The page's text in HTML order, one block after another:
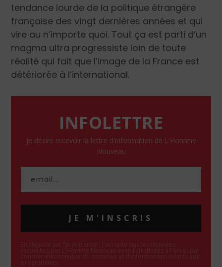
tendance lourde de la politique étrangère
française des vingt dernières années et qui
vire au n’importe quoi. Tout ça est parti d’un
magma ultra progressiste loin de toute
réalité qui fait que l’image de la France est
détériorée à l’international.
INFOLETTRE
Je désire recevoir la lettre d'information de L'Homme
Nouveau
JE M'INSCRIS
En cliquant sur "Je m'inscris", j'accepte que les données
recueillies par L'Homme Nouveau soient destinées à l'envoi par
courrier électronique de contenus et d'informations relatifs aux
programmes.